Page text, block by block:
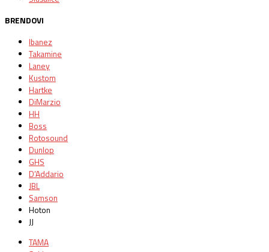
BRENDOVI
Ibanez
Takamine
Laney
Kustom
Hartke
DiMarzio
HH
Boss
Rotosound
Dunlop
GHS
D’Addario
JBL
Samson
Hoton
JJ
TAMA